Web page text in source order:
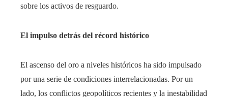
sobre los activos de resguardo.
El impulso detrás del récord histórico
El ascenso del oro a niveles históricos ha sido impulsado
por una serie de condiciones interrelacionadas. Por un
lado, los conflictos geopolíticos recientes y la inestabilidad